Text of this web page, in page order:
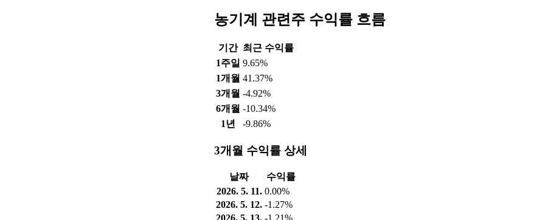
농기계 관련주 수익률 흐름
기간 최근 수익률
1주일 9.65%
1개월 41.37%
3개월 -4.92%
6개월 -10.34%
1년
-9.86%
3개월 수익률 상세
날짜
수익률
2026. 5. 11. 0.00%
2026. 5. 12. -1.27%
2026. 5. 13. -1.21%